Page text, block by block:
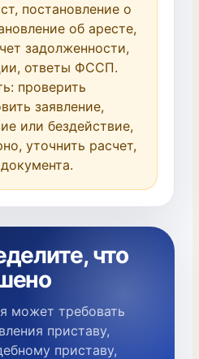
постановление о
об аресте,
задолженности,
ответы ФССП.
проверить
заявление,
или бездействие,
уточнить расчет,
что
может требовать
приставу,
приставу,